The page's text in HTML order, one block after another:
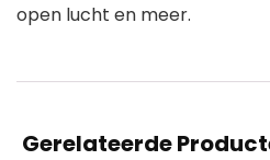
open lucht en meer.
Gerelateerde